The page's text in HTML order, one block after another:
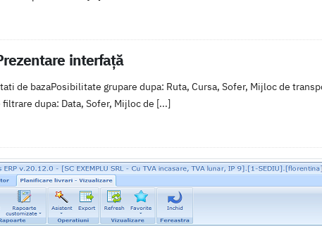
interfață
de bazaPosibilitate grupare dupa: Ruta, Cursa, Sofer, Mijloc de
dupa: Data, Sofer, Mijloc de [...]